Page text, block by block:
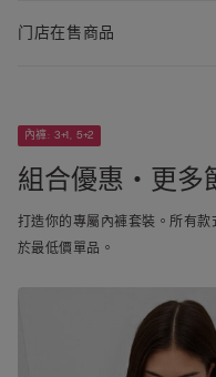
门店在售商品
內褲: 3+1, 5+2
組合優惠・更多
打造你的專屬內褲套裝。所有
於最低價單品。